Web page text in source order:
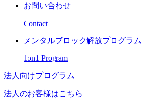
お問い合わせ
Contact
メンタルブロック解放プログラム
1on1 Program
法人向けプログラム
法人のお客様はこちら